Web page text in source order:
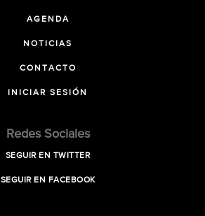
AGENDA
NOTICIAS
CONTACTO
INICIAR SESIÓN
Redes Sociales
SEGUIR EN TWITTER
SEGUIR EN FACEBOOK